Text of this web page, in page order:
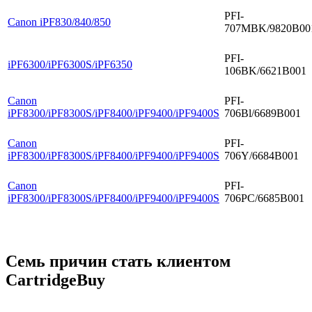
Canon iPF830/840/850
PFI-
707MBK/
iPF6300/iPF6300S/iPF6350
PFI-
106BK/6621B001
Canon
iPF8300/iPF8300S/iPF8400/iPF9400/iPF9400S
PFI-
706Bl/6689B001
Canon
iPF8300/iPF8300S/iPF8400/iPF9400/iPF9400S
PFI-
706Y/6684B001
Canon
iPF8300/iPF8300S/iPF8400/iPF9400/iPF9400S
PFI-
706PC/6685B001
Семь причин стать клиентом
CartridgeBuy